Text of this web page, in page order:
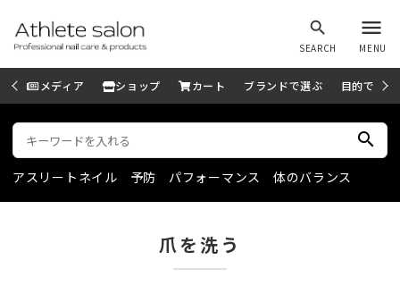
search
SEARCH
menu
MENU
メディア ショップ カート ブランドで選ぶ 目的で選ぶ
search
アスリートネイル 予防 パフォーマンス 体のバランス
爪を洗う